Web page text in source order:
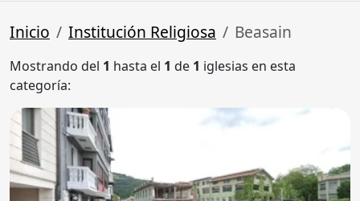
Inicio Institución Religiosa Beasain
Mostrando del 1 hasta el 1 de 1 iglesias en esta
categoría: